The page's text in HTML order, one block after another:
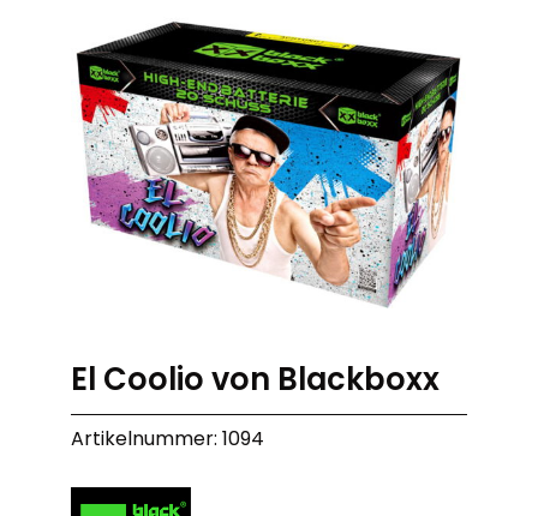
El Coolio von Blackboxx
Artikelnummer: 1094